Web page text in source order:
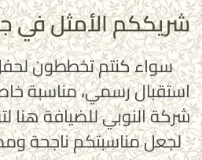
شريككم الأمثل في
سواء كنتم تخططون
استقبال رسمي، مناسبة
شركة النوبي للضيافة هنا
لجعل مناسبتكم ناجحة